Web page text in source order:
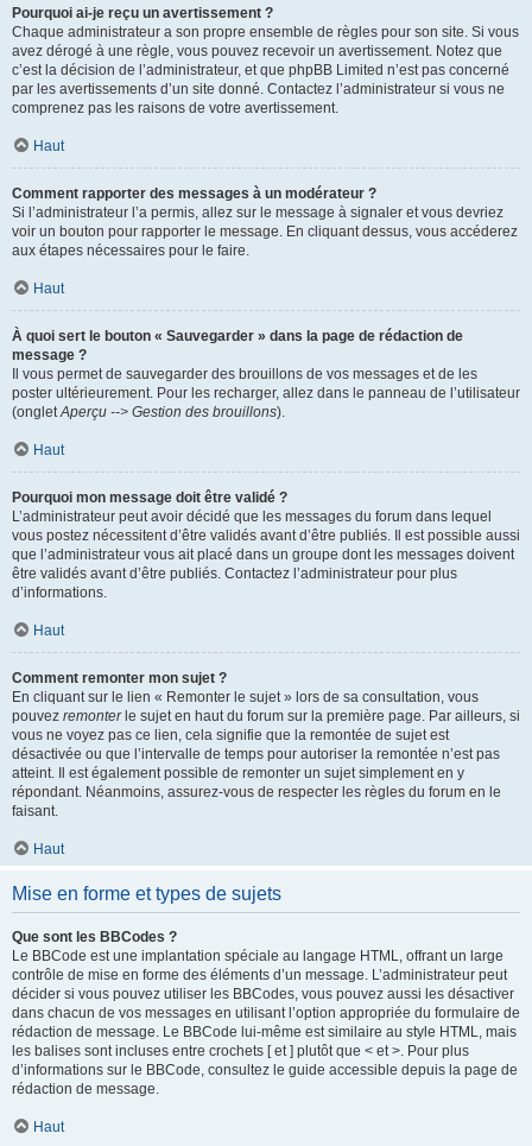
Pourquoi ai-je reçu un avertissement ?
Chaque administrateur a son propre ensemble de règles pour son site. Si vous
avez dérogé à une règle, vous pouvez recevoir un avertissement. Notez que
c’est la décision de l’administrateur, et que phpBB Limited n’est pas concerné
par les avertissements d’un site donné. Contactez l’administrateur si vous ne
comprenez pas les raisons de votre avertissement.
Haut
Comment rapporter des messages à un modérateur ?
Si l’administrateur l’a permis, allez sur le message à signaler et vous devriez
voir un bouton pour rapporter le message. En cliquant dessus, vous accéderez
aux étapes nécessaires pour le faire.
Haut
À quoi sert le bouton « Sauvegarder » dans la page de rédaction de
message ?
Il vous permet de sauvegarder des brouillons de vos messages et de les
poster ultérieurement. Pour les recharger, allez dans le panneau de l’utilisateur
(ongletAperçu --> Gestion des brouillons).
Haut
Pourquoi mon message doit être validé ?
L’administrateur peut avoir décidé que les messages du forum dans lequel
vous postez nécessitent d’être validés avant d’être publiés. Il est possible aussi
que l’administrateur vous ait placé dans un groupe dont les messages doivent
être validés avant d’être publiés. Contactez l’administrateur pour plus
d’informations.
Haut
Comment remonter mon sujet ?
En cliquant sur le lien « Remonter le sujet » lors de sa consultation, vous
pouvez remonterle sujet en haut du forum sur la première page. Par ailleurs, si
vous ne voyez pas ce lien, cela signifie que la remontée de sujet est
désactivée ou que l’intervalle de temps pour autoriser la remontée n’est pas
atteint. Il est également possible de remonter un sujet simplement en y
répondant. Néanmoins, assurez-vous de respecter les règles du forum en le
faisant.
Haut
Mise en forme et types de sujets
Que sont les BBCodes ?
Le BBCode est une implantation spéciale au langage HTML, offrant un large
contrôle de mise en forme des éléments d’un message. L’administrateur peut
décider si vous pouvez utiliser les BBCodes, vous pouvez aussi les désactiver
dans chacun de vos messages en utilisant l’option appropriée du formulaire de
rédaction de message. Le BBCode lui-même est similaire au style HTML, mais
les balises sont incluses entre crochets [ et ] plutôt que < et >. Pour plus
d’informations sur le BBCode, consultez le guide accessible depuis la page de
rédaction de message.
Haut